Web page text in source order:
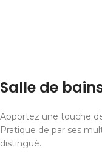
Salle de
Apportez une touche
Pratique de par ses
distingué.